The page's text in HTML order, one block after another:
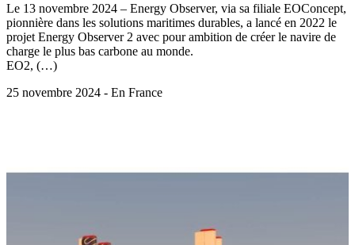
Le 13 novembre 2024 – Energy Observer, via sa filiale EOConcept,
pionnière dans les solutions maritimes durables, a lancé en 2022 le
projet Energy Observer 2 avec pour ambition de créer le navire de
charge le plus bas carbone au monde.
EO2, (…)
25 novembre 2024 - En France